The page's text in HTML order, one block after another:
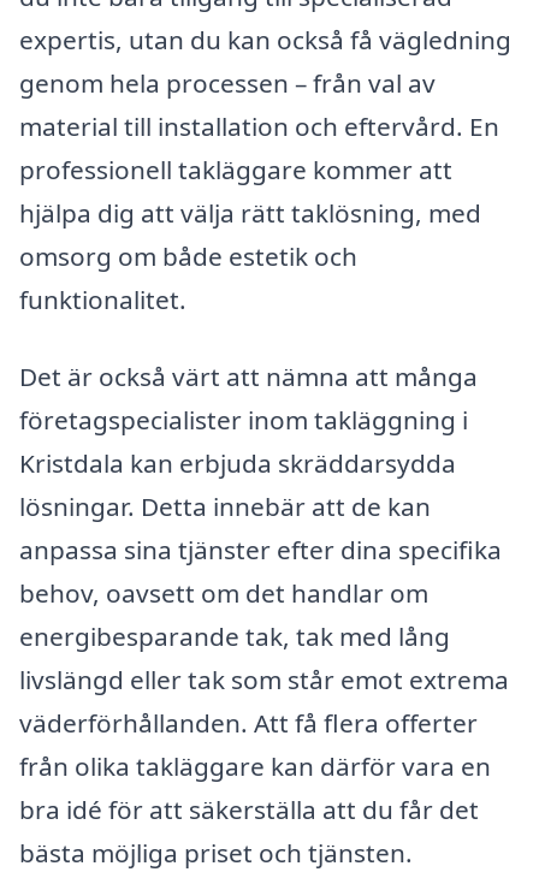
expertis, utan du kan också få vägledning
genom hela processen – från val av
material till installation och eftervård. En
professionell takläggare kommer att
hjälpa dig att välja rätt taklösning, med
omsorg om både estetik och
funktionalitet.
Det är också värt att nämna att många
företagspecialister inom takläggning i
Kristdala kan erbjuda skräddarsydda
lösningar. Detta innebär att de kan
anpassa sina tjänster efter dina specifika
behov, oavsett om det handlar om
energibesparande tak, tak med lång
livslängd eller tak som står emot extrema
väderförhållanden. Att få flera offerter
från olika takläggare kan därför vara en
bra idé för att säkerställa att du får det
bästa möjliga priset och tjänsten.